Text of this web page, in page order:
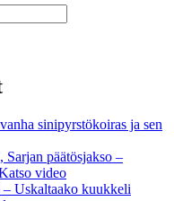
sinipyrstökoiras ja sen
päätösjakso –
video
Uskaltaako kuukkeli